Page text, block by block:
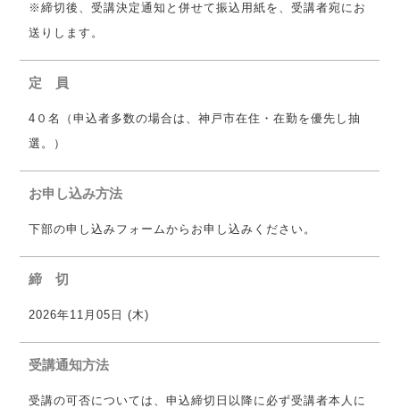
※締切後、受講決定通知と併せて振込用紙を、受講者宛にお
送りします。
定 員
4０名（申込者多数の場合は、神戸市在住・在勤を優先し抽
選。）
お申し込み方法
下部の申し込みフォームからお申し込みください。
締 切
2026年11月05日 (木)
受講通知方法
受講の可否については、申込締切日以降に必ず受講者本人に